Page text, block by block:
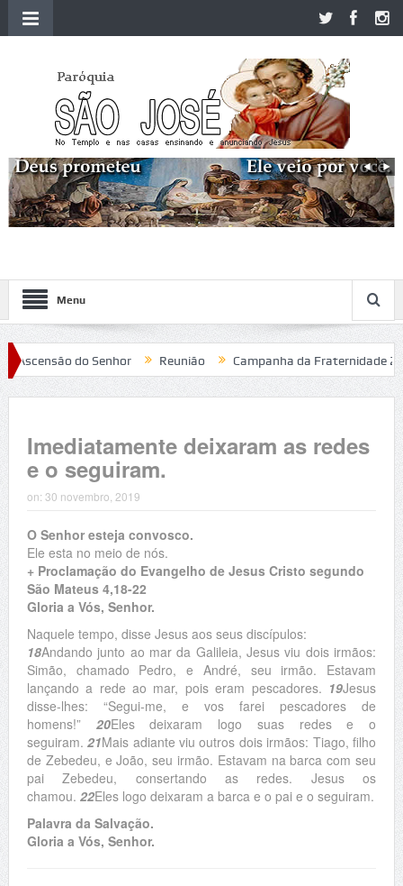
Menu
do Senhor Reunião Campanha da Fraternidade 2020
Imediatamente deixaram as redes
e o seguiram.
on: 30 novembro, 2019
O Senhor esteja convosco.
Ele esta no meio de nós.
+ Proclamação do Evangelho de Jesus Cristo segundo
São Mateus 4,18-22
Gloria a Vós, Senhor.
Naquele tempo, disse Jesus aos seus discípulos:
18Andando junto ao mar da Galileia, Jesus viu dois irmãos:
Simão, chamado Pedro, e André, seu irmão. Estavam
lançando a rede ao mar, pois eram pescadores. 19Jesus
disse-lhes: “Segui-me, e vos farei pescadores de
homens!” 20Eles deixaram logo suas redes e o
seguiram.21Mais adiante viu outros dois irmãos: Tiago, filho
de Zebedeu, e João, seu irmão. Estavam na barca com seu
pai Zebedeu, consertando as redes. Jesus os
chamou. 22Eles logo deixaram a barca e o pai e o seguiram.
Palavra da Salvação.
Gloria a Vós, Senhor.